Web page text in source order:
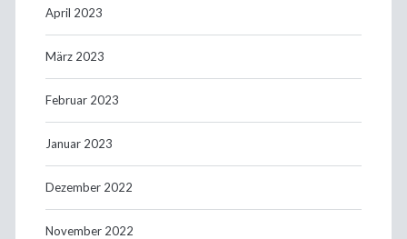
April 2023
März 2023
Februar 2023
Januar 2023
Dezember 2022
November 2022